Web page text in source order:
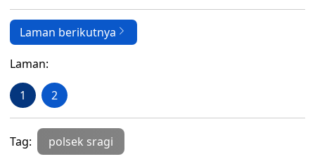
Laman berikutnya
Laman:
1 2
Tag: polsek sragi